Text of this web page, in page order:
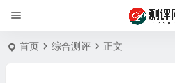
首页 综合测评 正文